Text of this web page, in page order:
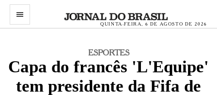
menu
QUINTA-FEIRA, 6 DE AGOSTO DE 2026
ESPORTES
Capa do francês 'L'Equipe'
tem presidente da Fifa de